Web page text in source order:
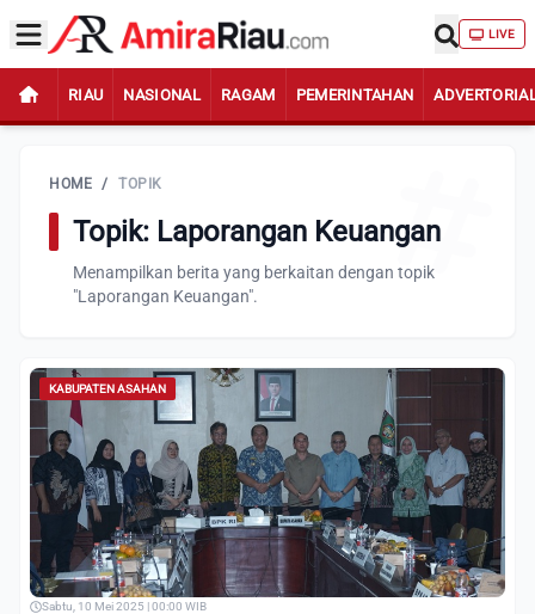
LIVE
RIAU NASIONAL RAGAM PEMERINTAHAN
HOME / TOPIK
Topik: Laporangan Keuangan
Menampilkan berita yang berkaitan dengan topik
"Laporangan Keuangan".
KABUPATEN ASAHAN
Sabtu, 10 Mei 2025 | 00:00 WIB